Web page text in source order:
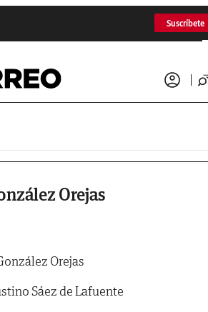
Suscríbete
Orejas
Orejas
Sáez de Lafuente